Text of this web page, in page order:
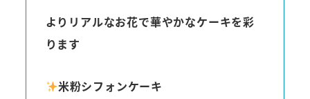
よりリアルなお花で華やかなケーキを彩
ります
米粉シフォンケーキ